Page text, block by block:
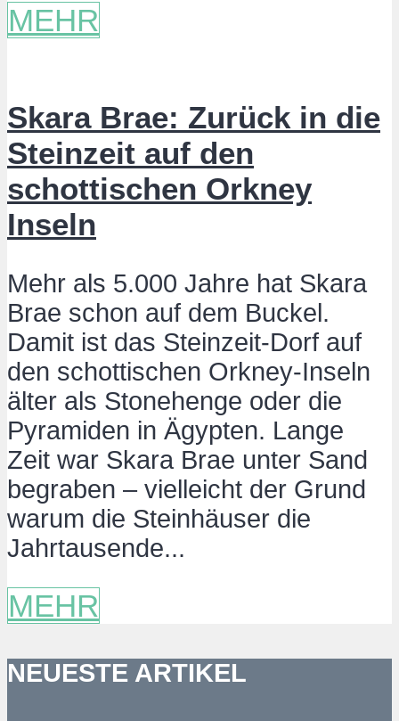
MEHR
Skara Brae: Zurück in die
Steinzeit auf den
schottischen Orkney
Inseln
Mehr als 5.000 Jahre hat Skara
Brae schon auf dem Buckel.
Damit ist das Steinzeit-Dorf auf
den schottischen Orkney-Inseln
älter als Stonehenge oder die
Pyramiden in Ägypten. Lange
Zeit war Skara Brae unter Sand
begraben – vielleicht der Grund
warum die Steinhäuser die
Jahrtausende...
MEHR
NEUESTE ARTIKEL